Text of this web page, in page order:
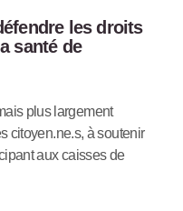
les droits
santé de
plus largement
citoyen.ne.s, à soutenir
aux caisses de